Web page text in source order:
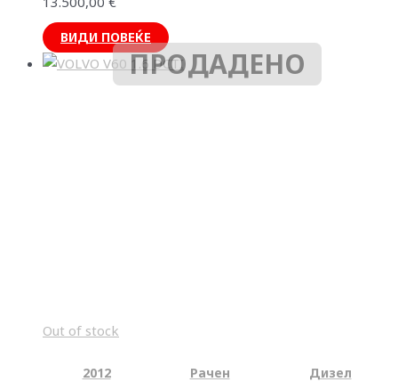
ВИДИ ПОВЕЌЕ
ПРОДАДЕНО
Out of stock
2012 Рачен Дизел